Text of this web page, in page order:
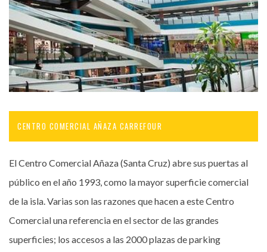
CENTRO COMERCIAL AÑAZA CARREFOUR
El Centro Comercial Añaza (Santa Cruz) abre sus puertas al
público en el año 1993, como la mayor superficie comercial
de la isla. Varias son las razones que hacen a este Centro
Comercial una referencia en el sector de las grandes
superficies; los accesos a las 2000 plazas de parking